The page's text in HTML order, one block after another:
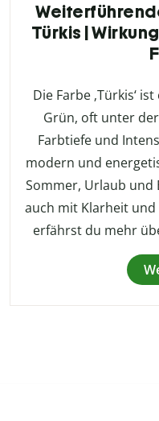
Türkis |
Die Farbe ‚Türkis‘
Grün, oft unter der
Farbtiefe und
modern und
Sommer, Urlaub und
auch mit Klarheit
erfährst du mehr